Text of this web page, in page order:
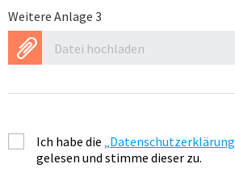
Weitere Anlage 3
Datei hochladen
Ich habe die Datenschutzerklärung
gelesen und stimme dieser zu.